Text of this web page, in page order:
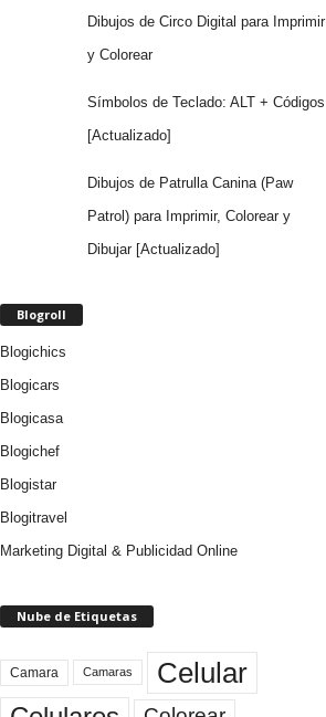
Dibujos de Circo Digital para Imprimir
y Colorear
Símbolos de Teclado: ALT + Códigos
[Actualizado]
Dibujos de Patrulla Canina (Paw
Patrol) para Imprimir, Colorear y
Dibujar [Actualizado]
Blogroll
Blogichics
Blogicars
Blogicasa
Blogichef
Blogistar
Blogitravel
Marketing Digital & Publicidad Online
Nube de Etiquetas
Camara Camaras Celular